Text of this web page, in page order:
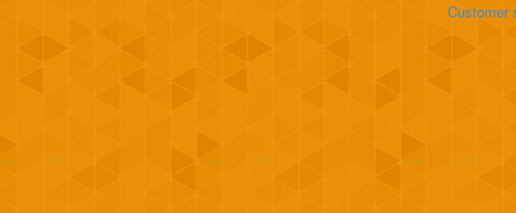
Customer